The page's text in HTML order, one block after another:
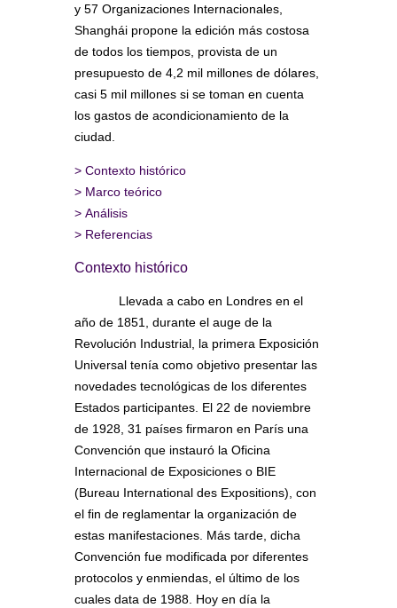
y 57 Organizaciones Internacionales,
Shanghái propone la edición más costosa
de todos los tiempos, provista de un
presupuesto de 4,2 mil millones de dólares,
casi 5 mil millones si se toman en cuenta
los gastos de acondicionamiento de la
ciudad.
> Contexto histórico
> Marco teórico
> Análisis
> Referencias
Contexto histórico
Llevada a cabo en Londres en el
año de 1851, durante el auge de la
Revolución Industrial, la primera Exposición
Universal tenía como objetivo presentar las
novedades tecnológicas de los diferentes
Estados participantes. El 22 de noviembre
de 1928, 31 países firmaron en París una
Convención que instauró la Oficina
Internacional de Exposiciones o BIE
(Bureau International des Expositions), con
el fin de reglamentar la organización de
estas manifestaciones. Más tarde, dicha
Convención fue modificada por diferentes
protocolos y enmiendas, el último de los
cuales data de 1988. Hoy en día la